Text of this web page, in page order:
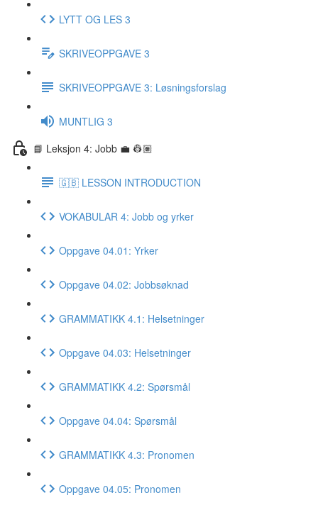
LYTT OG LES 3
SKRIVEOPPGAVE 3
SKRIVEOPPGAVE 3: Løsningsforslag
MUNTLIG 3
📘 Leksjon 4: Jobb 💼 👷🏽
🇬🇧 LESSON INTRODUCTION
VOKABULAR 4: Jobb og yrker
Oppgave 04.01: Yrker
Oppgave 04.02: Jobbsøknad
GRAMMATIKK 4.1: Helsetninger
Oppgave 04.03: Helsetninger
GRAMMATIKK 4.2: Spørsmål
Oppgave 04.04: Spørsmål
GRAMMATIKK 4.3: Pronomen
Oppgave 04.05: Pronomen